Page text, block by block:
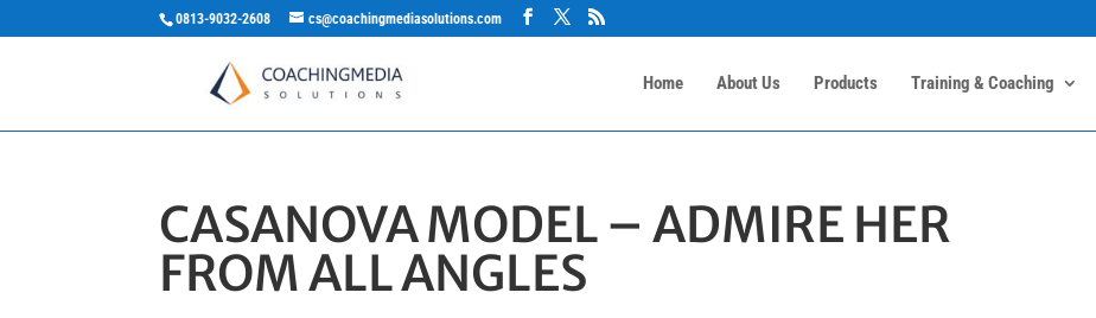
0813-9032-2608 cs@coachingmediasolutions.com
Home About Us Products Training & Coaching
CASANOVA MODEL – ADMIRE HER
FROM ALL ANGLES